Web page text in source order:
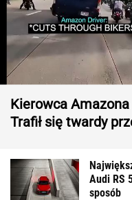
Kierowca
Trafił się twardy
Audi RS
sposób